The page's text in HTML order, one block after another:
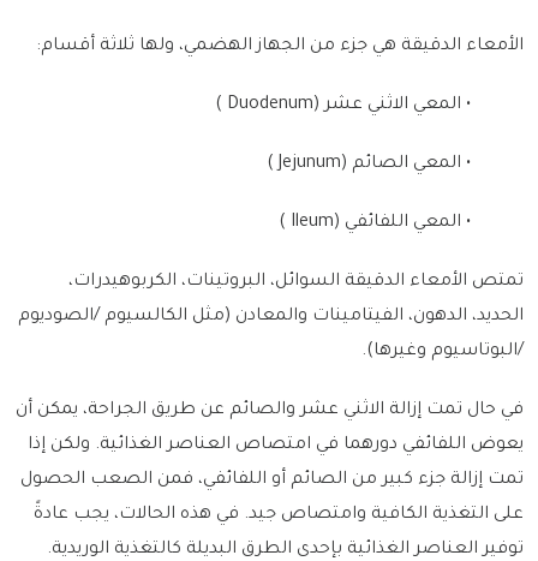
الأمعاء الدقيقة هي جزء من الجهاز الهضمي، ولها ثلاثة أقسام:
• المعي الاثني عشر ( Duodenum)
• المعي الصائم ( Jejunum)
• المعي اللفائفي ( Ileum)
تمتص الأمعاء الدقيقة السوائل، البروتينات، الكربوهيدرات،
الحديد، الدهون، الفيتامينات والمعادن (مثل الكالسيوم /الصوديوم
/البوتاسيوم وغيرها).
في حال تمت إزالة الاثني عشر والصائم عن طريق الجراحة، يمكن أن
يعوض اللفائفي دورهما في امتصاص العناصر الغذائية. ولكن إذا
تمت إزالة جزء كبير من الصائم أو اللفائفي، فمن الصعب الحصول
على التغذية الكافية وامتصاص جيد. في هذه الحالات، يجب عادةً
توفير العناصر الغذائية بإحدى الطرق البديلة كالتغذية الوريدية.